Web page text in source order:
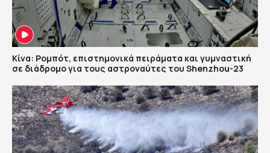
Κίνα: Ρομπότ, επιστημονικά πειράματα και γυμναστική
σε διάδρομο για τους αστροναύτες του Shenzhou-23